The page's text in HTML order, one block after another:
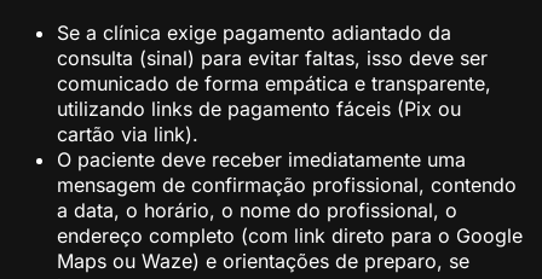
Se a clínica exige pagamento adiantado da
consulta (sinal) para evitar faltas, isso deve ser
comunicado de forma empática e transparente,
utilizando links de pagamento fáceis (Pix ou
cartão via link).
O paciente deve receber imediatamente uma
mensagem de confirmação profissional, contendo
a data, o horário, o nome do profissional, o
endereço completo (com link direto para o Google
Maps ou Waze) e orientações de preparo, se